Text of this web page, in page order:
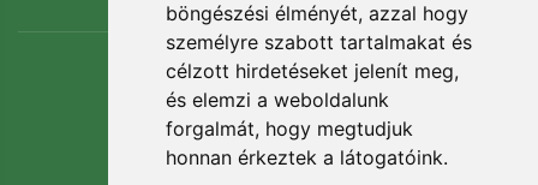
böngészési élményét, azzal hogy
személyre szabott tartalmakat és
célzott hirdetéseket jelenít meg,
és elemzi a weboldalunk
forgalmát, hogy megtudjuk
honnan érkeztek a látogatóink.